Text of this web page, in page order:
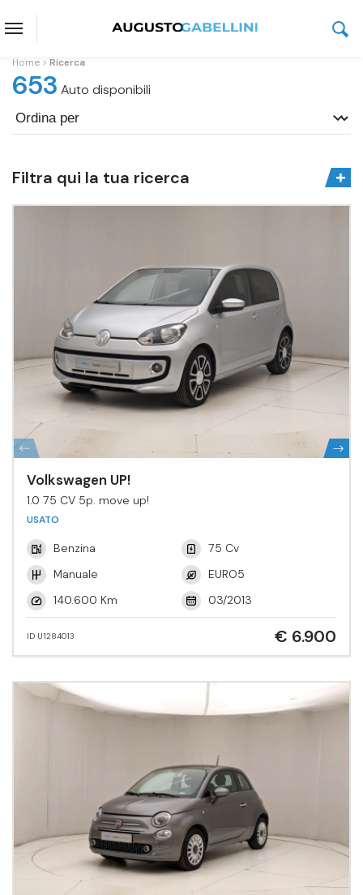
Home Ricerca
653 Auto disponibili
Filtra qui la tua ricerca
Volkswagen UP!
1.0 75 CV 5p. move up!
USATO
Benzina
75 Cv
Manuale
EURO5
140.600 Km
03/2013
ID U1284013 € 6.900